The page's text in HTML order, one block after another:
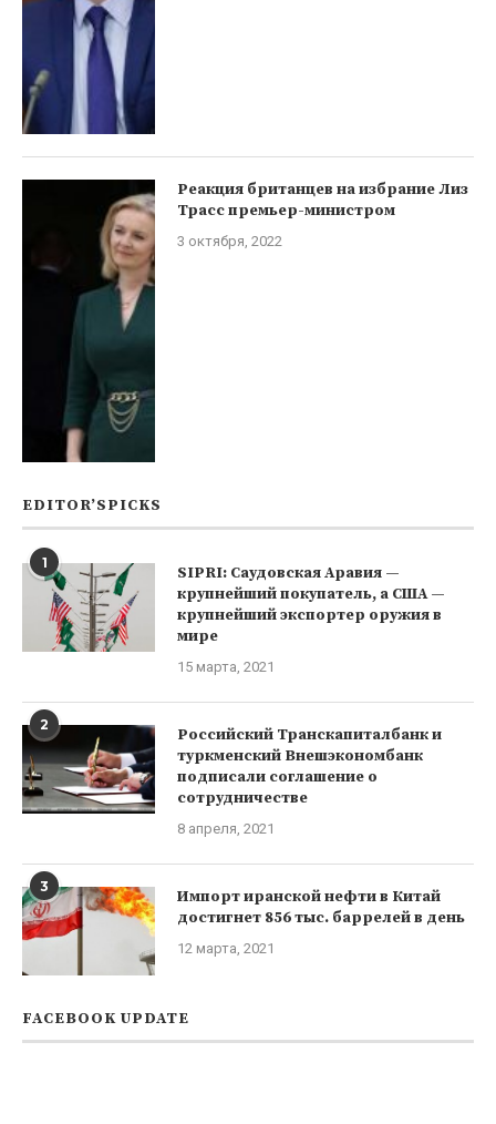
Реакция британцев на избрание Лиз
Трасс премьер-министром
3 октября, 2022
EDITOR’SPICKS
1
SIPRI: Саудовская Аравия —
крупнейший покупатель, а США —
крупнейший экспортер оружия в
мире
15 марта, 2021
2
Российский Транскапиталбанк и
туркменский Внешэкономбанк
подписали соглашение о
сотрудничестве
8 апреля, 2021
3
Импорт иранской нефти в Китай
достигнет 856 тыс. баррелей в день
12 марта, 2021
FACEBOOK UPDATE